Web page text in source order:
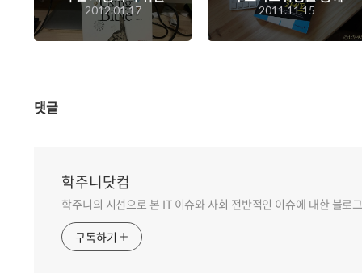
아이튠즈 지침서.
iTunes Using Bible을
읽고...
2012.01.17
효과적인 업무를 해볼
수 있다면? 스마트워
킹 라이프
2011.11.15
댓글
학주니닷컴
학주니의 시선으로 본 IT 이슈와 사회 전반적인 이슈에 대한 블로그
구독하기